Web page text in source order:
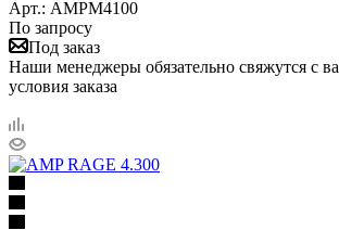
Арт.: AMPM4100
По запросу
Под заказ
Наши менеджеры обязательно свяжутся с
условия заказа